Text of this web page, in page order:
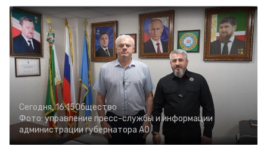
Сегодня, 16:15Общество
Фото: управление пресс-службы и информации
администрации губернатора АО